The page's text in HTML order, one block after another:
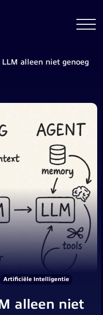
alleen niet genoeg
Artificiële Intelligentie
alleen niet